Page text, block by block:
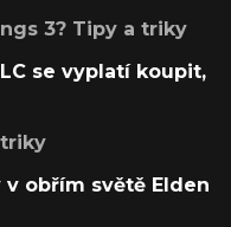
3? Tipy a triky
se vyplatí koupit,
obřím světě Elden